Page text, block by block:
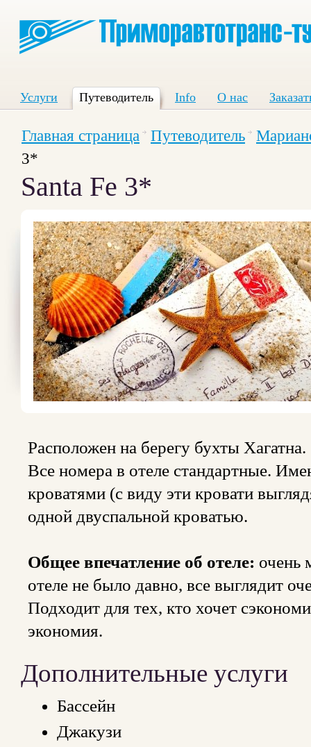
Услуги Путеводитель Info О нас
Главная страница Путеводитель
3*
Santa Fe 3*
Расположен на берегу бухты Хагатна.
Все номера в отеле стандартные.
кроватями (с виду эти кровати
одной двуспальной кроватью.
Общее впечатление об отеле: очень
отеле не было давно, все выглядит
Подходит для тех, кто хочет
экономия.
Дополнительные услуги
Бассейн
Джакузи